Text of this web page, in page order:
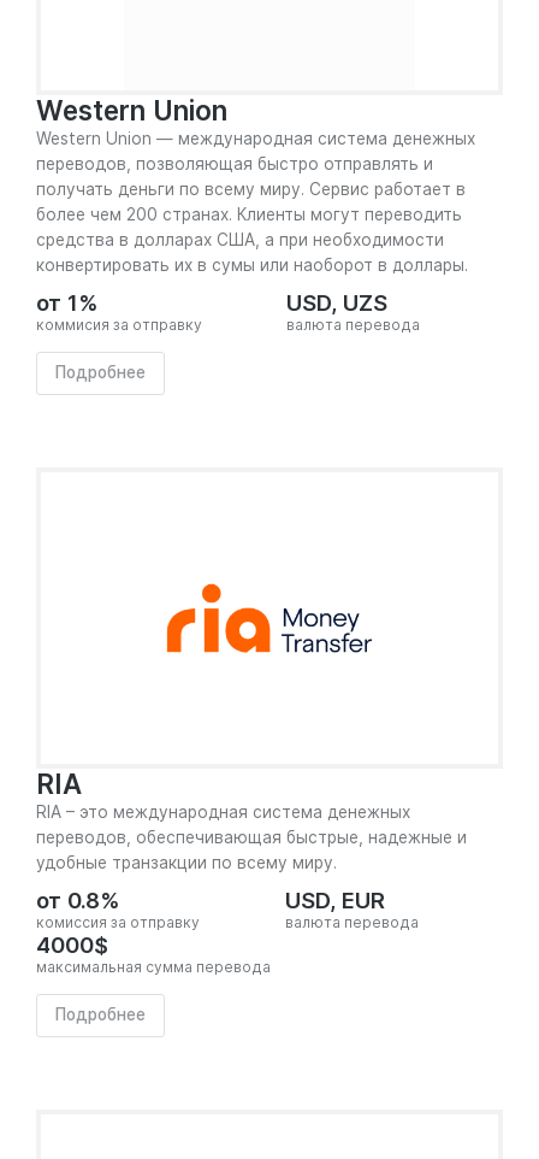
Western Union
Western Union — международная система денежных
переводов, позволяющая быстро отправлять и
получать деньги по всему миру. Сервис работает в
более чем 200 странах. Клиенты могут переводить
средства в долларах США, а при необходимости
конвертировать их в сумы или наоборот в доллары.
от 1%
коммисия за отправку
USD, UZS
валюта перевода
Подробнее
RIA
RIA – это международная система денежных
переводов, обеспечивающая быстрые, надежные и
удобные транзакции по всему миру.
от 0.8%
комиссия за отправку
USD, EUR
валюта перевода
4000$
максимальная сумма перевода
Подробнее